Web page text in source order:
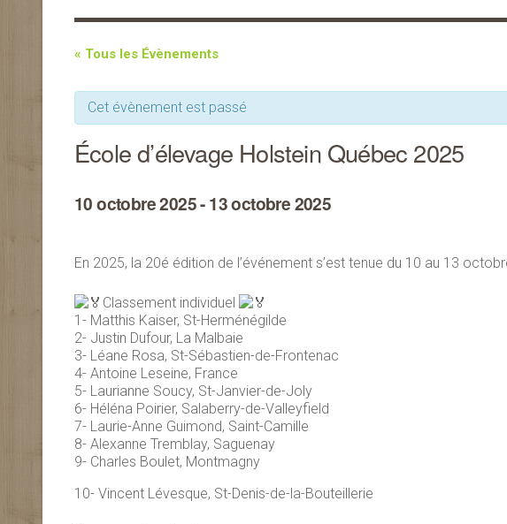
« Tous les Évènements
Cet évènement est passé
École d’élevage Holstein Québec 2025
10 octobre 2025-13 octobre 2025
En 2025, la 20é édition de l’événement s’est tenue du 10 au 13
Classement individuel
1- Matthis Kaiser, St-Herménégilde
2- Justin Dufour, La Malbaie
3- Léane Rosa, St-Sébastien-de-Frontenac
4- Antoine Leseine, France
5- Laurianne Soucy, St-Janvier-de-Joly
6- Héléna Poirier, Salaberry-de-Valleyfield
7- Laurie-Anne Guimond, Saint-Camille
8- Alexanne Tremblay, Saguenay
9- Charles Boulet, Montmagny
10- Vincent Lévesque, St-Denis-de-la-Bouteillerie